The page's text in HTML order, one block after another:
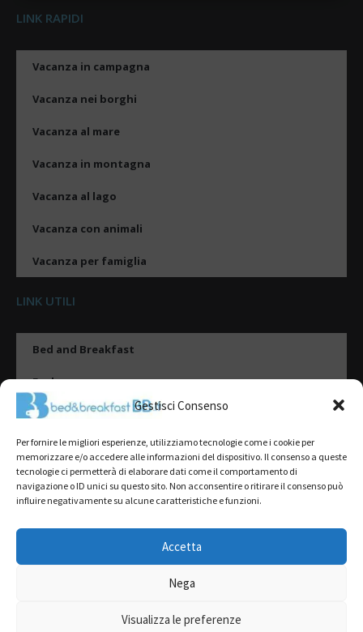
Gestisci Consenso
Per fornire le migliori esperienze, utilizziamo tecnologie come i cookie per
memorizzare e/o accedere alle informazioni del dispositivo. Il consenso a queste
tecnologie ci permetterà di elaborare dati come il comportamento di
navigazione o ID unici su questo sito. Non acconsentire o ritirare il consenso può
influire negativamente su alcune caratteristiche e funzioni.
Accetta
Nega
Visualizza le preferenze
LINK RAPIDI
Vacanza in campagna
Vacanza nei borghi
Vacanza al mare
Vacanza in montagna
Vacanza al lago
Vacanza con animali
Vacanza per famiglia
LINK UTILI
Bed and Breakfast
Esplora
Tipologie di alloggio
Destinazioni
Il mio account
2022@ All Rights Reserved | Tutti i contenuti ed i diritti sono riservati, è
L’accesso o l’utilizzo di questo sito è subordinato all’accettazione dei